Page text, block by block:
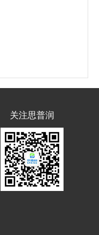
关注思普润